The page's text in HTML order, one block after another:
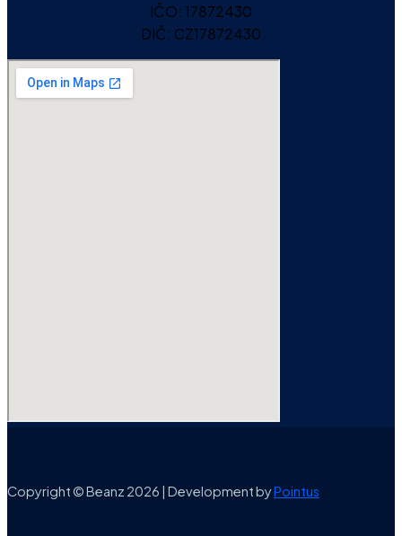
IČO: 17872430
DIČ: CZ17872430
Copyright © Beanz 2026 | Development byPointus